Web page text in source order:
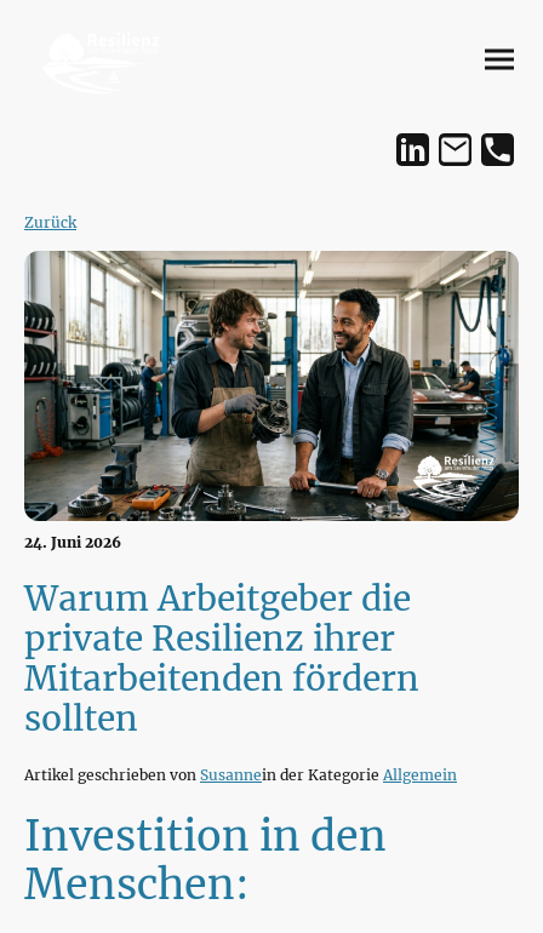
Zurück
24. Juni 2026
Warum Arbeitgeber die
private Resilienz ihrer
Mitarbeitenden fördern
sollten
Artikel geschrieben von Susannein der Kategorie Allgemein
Investition in den
Menschen: